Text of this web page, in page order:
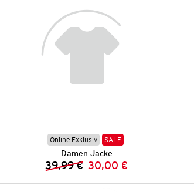
Online Exklusiv SALE
Damen Jacke
Vorheriger Preis:
39,99 € Neuer Preis:
30,00 €